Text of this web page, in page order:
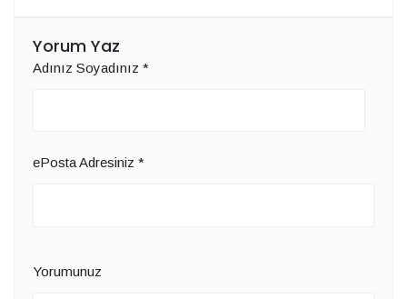
Yorum Yaz
Adınız Soyadınız *
ePosta Adresiniz *
Yorumunuz